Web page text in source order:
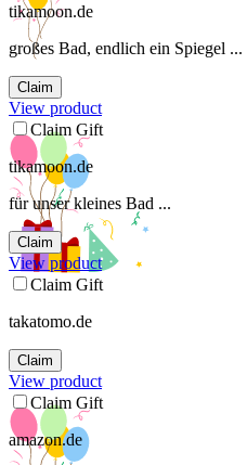
tikamoon.de
großes Bad, endlich ein Spiegel ...
Claim
View product
Claim Gift
tikamoon.de
für unser kleines Bad ...
Claim
View product
Claim Gift
takatomo.de
Claim
View product
Claim Gift
amazon.de